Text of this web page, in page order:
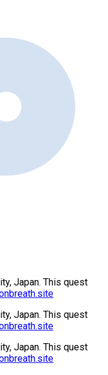
Japan. This quest
Japan. This quest
Japan. This quest